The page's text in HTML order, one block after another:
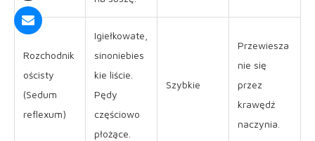
Rozchodnik
ościsty
(Sedum
reflexum)
Igiełkowate,
sinoniebies
kie liście.
Pędy
częściowo
płożące.
Szybkie
Przewiesza
nie się
przez
krawędź
naczynia.